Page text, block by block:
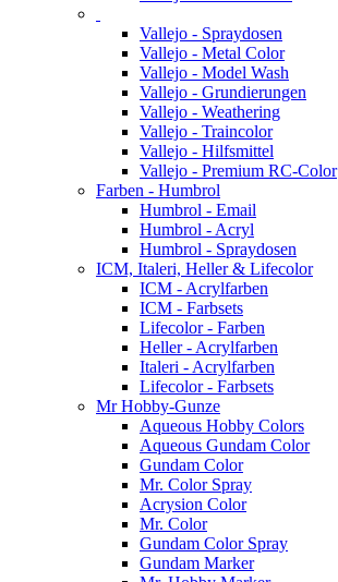
Vallejo - Spraydosen
Vallejo - Metal Color
Vallejo - Model Wash
Vallejo - Grundierungen
Vallejo - Weathering
Vallejo - Traincolor
Vallejo - Hilfsmittel
Vallejo - Premium RC-Color
Farben - Humbrol
Humbrol - Email
Humbrol - Acryl
Humbrol - Spraydosen
ICM, Italeri, Heller & Lifecolor
ICM - Acrylfarben
ICM - Farbsets
Lifecolor - Farben
Heller - Acrylfarben
Italeri - Acrylfarben
Lifecolor - Farbsets
Mr Hobby-Gunze
Aqueous Hobby Colors
Aqueous Gundam Color
Gundam Color
Mr. Color Spray
Acrysion Color
Mr. Color
Gundam Color Spray
Gundam Marker